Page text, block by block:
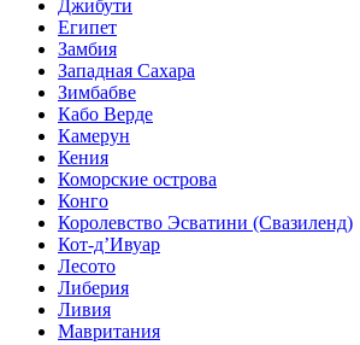
Джибути
Египет
Замбия
Западная Сахара
Зимбабве
Кабо Верде
Камерун
Кения
Коморские острова
Конго
Королевство Эсватини (Свазиленд)
Кот-д’Ивуар
Лесото
Либерия
Ливия
Мавритания